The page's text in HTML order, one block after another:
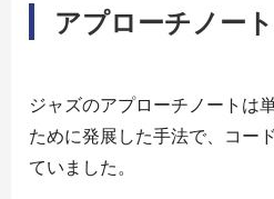
アプローチノー
ジャズのアプローチノートは
ために発展した手法で、コー
ていました。